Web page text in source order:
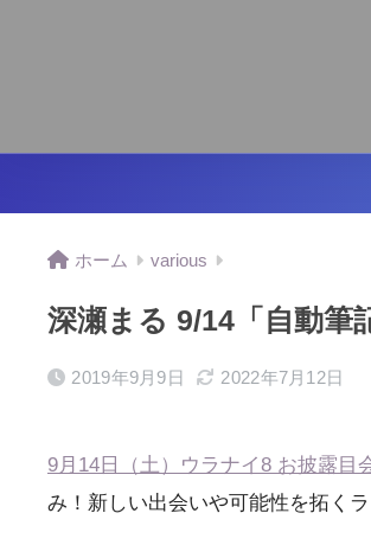
ホーム various
深瀬まる 9/14「自動筆
2019年9月9日 2022年7月12日
9月14日（土）ウラナイ8 お披露目
み！新しい出会いや可能性を拓く